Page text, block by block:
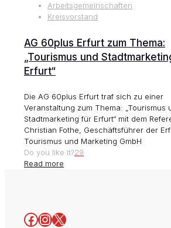
Arbeitsgemeinschaften
Kreisvorstand
AG 60plus Erfurt zum Thema:
„Tourismus und
Erfurt“
Die AG 60plus Erfurt traf sich zu einer
Veranstaltung zum Thema: „Tourismus
Stadtmarketing für Erfurt“ mit dem
Christian Fothe, Geschäftsführer der
Tourismus und Marketing GmbH
Do you like it?29
Read more
Facebook
Instagram
X